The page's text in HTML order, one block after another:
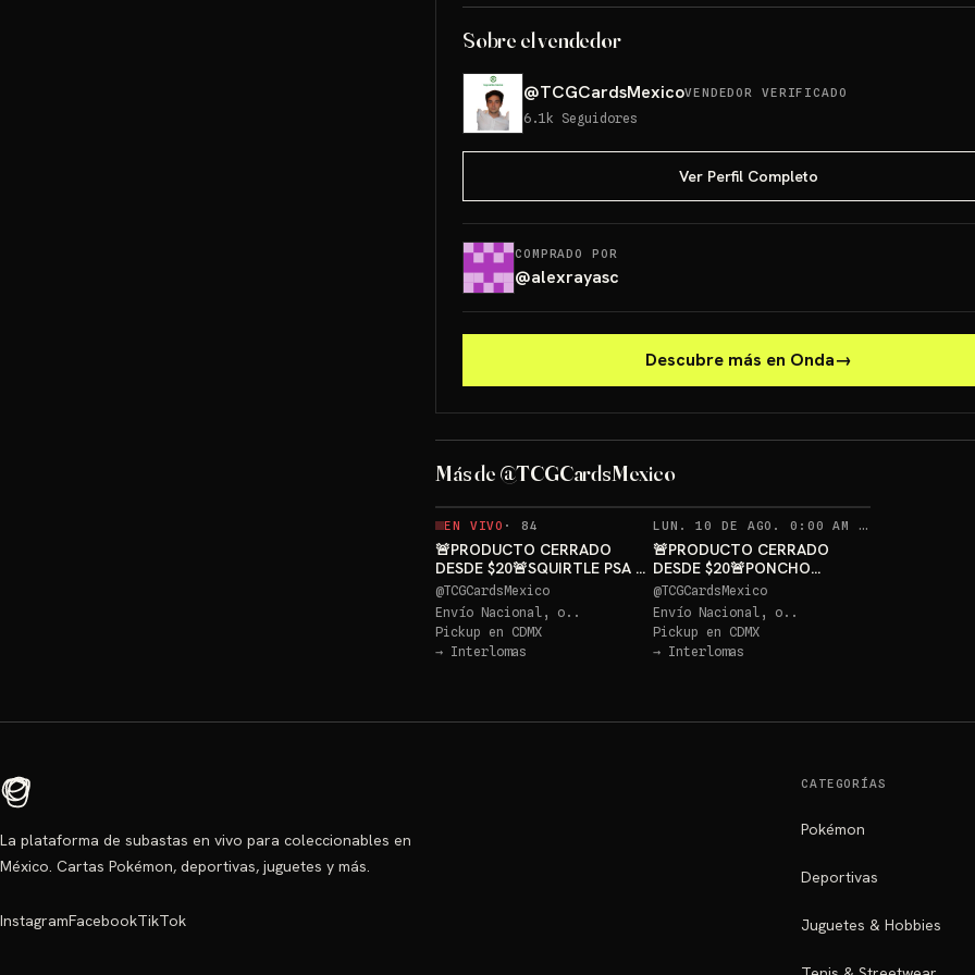
Sobre el vendedor
@TCGCardsMexicoVENDEDOR VERIFICADO
6.1k Seguidores
Ver Perfil Completo
COMPRADO POR
@alexrayasc
Descubre más en Onda→
Más de @TCGCardsMexico
EN VIVO · 84
🚨PRODUCTO CERRADO
DESDE $20🚨SQUIRTLE PSA 10
GRATIS
@TCGCardsMexico
Envío Nacional, o..
Pickup en CDMX
→ Interlomas
PONCHO
LUN. 10 DE AGO. 0:00 AM ·
🚨PRODUCTO CERRADO
DESDE $20🚨PONCHO
PIKACHU PSA 10 GRATIS
@TCGCardsMexico
Envío Nacional, o..
Pickup en CDMX
→ Interlomas
La plataforma de subastas en vivo para coleccionables en
México. Cartas Pokémon, deportivas, juguetes y más.
InstagramFacebookTikTok
CATEGORÍAS
Pokémon
Deportivas
Juguetes & Hobbies